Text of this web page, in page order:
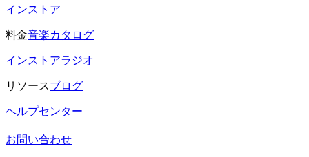
インストア
料金音楽カタログ
インストアラジオ
リソースブログ
ヘルプセンター
お問い合わせ